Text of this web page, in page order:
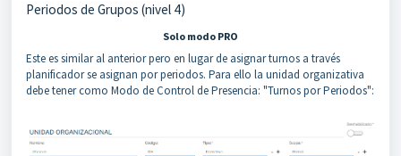
Periodos de Grupos (nivel 4)
Solo modo PRO
Este es similar al anterior pero en lugar de asignar turnos a través
planificador se asignan por periodos. Para ello la unidad organizativa
debe tener como Modo de Control de Presencia: "Turnos por Periodos":